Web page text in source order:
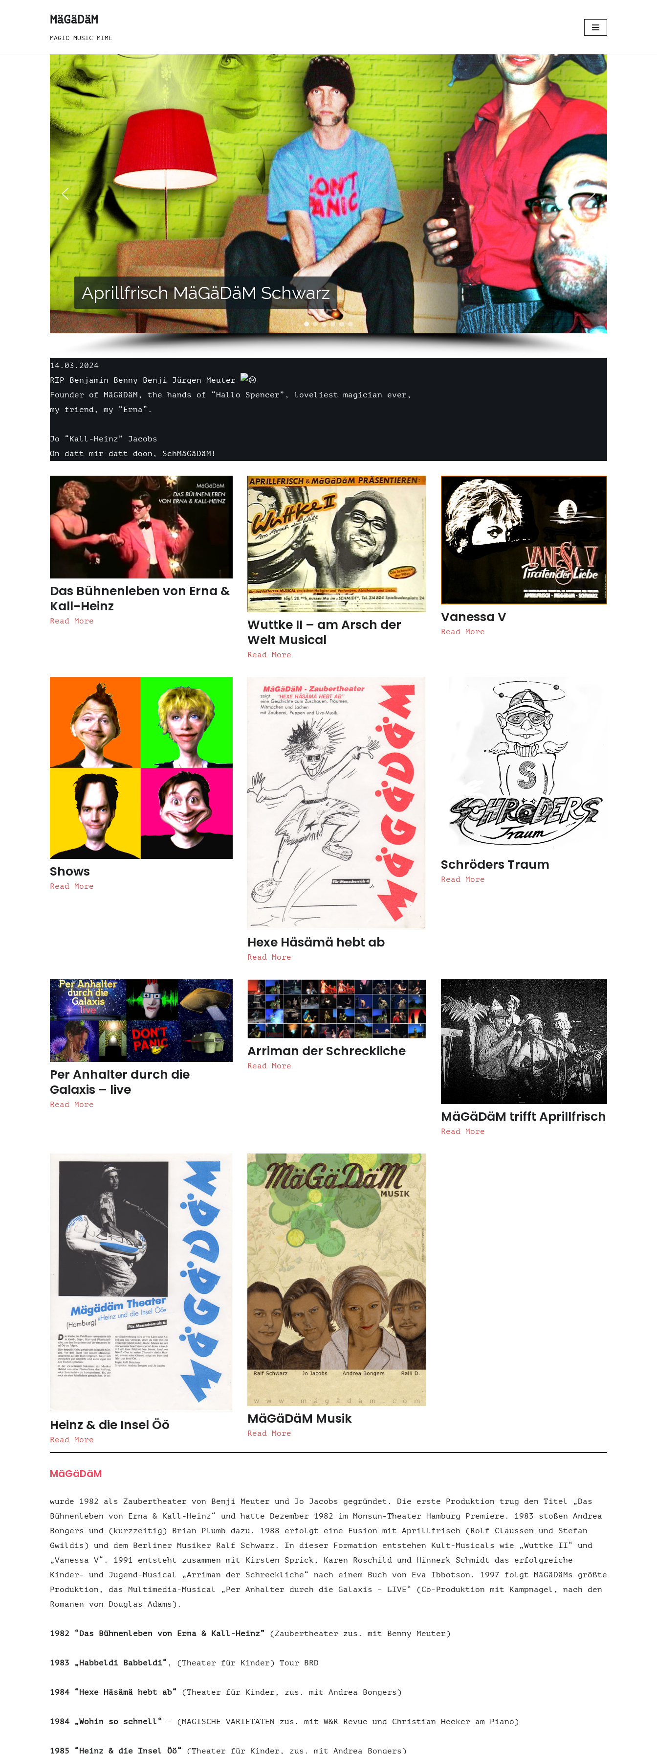
MäGäDäM
MAGIC MUSIC MIME
Aprillfrisch MäGäDäM Schwarz
14.03.2024
RIP Benjamin Benny Benji Jürgen Meuter
Founder of MäGäDäM, the hands of “Hallo Spencer”, loveliest magician ever,
my friend, my “Erna”.
Jo “Kall-Heinz” Jacobs
On datt mir datt doon, SchMäGäDäM!
Das Bühnenleben von Erna &
Kall-Heinz
Read More
Wuttke II – am Arsch der
Welt Musical
Read More
Vanessa V
Read More
Shows
Read More
Hexe Häsämä hebt ab
Read More
Schröders Traum
Read More
Per Anhalter durch die
Galaxis – live
Read More
Arriman der Schreckliche
Read More
MäGäDäM trifft Aprillfrisch
Read More
Heinz & die Insel Öö
Read More
MäGäDäM Musik
Read More
MäGäDäM
wurde 1982 als Zaubertheater von Benji Meuter und Jo Jacobs gegründet. Die erste Produktion trug den Titel „Das
Bühnenleben von Erna & Kall-Heinz“ und hatte Dezember 1982 im Monsun-Theater Hamburg Premiere. 1983 stoßen Andrea
Bongers und (kurzzeitig) Brian Plumb dazu. 1988 erfolgt eine Fusion mit Aprillfrisch (Rolf Claussen und Stefan
Gwildis) und dem Berliner Musiker Ralf Schwarz. In dieser Formation entstehen Kult-Musicals wie „Wuttke II“ und
„Vanessa V“. 1991 entsteht zusammen mit Kirsten Sprick, Karen Roschild und Hinnerk Schmidt das erfolgreiche
Kinder- und Jugend-Musical „Arriman der Schreckliche“ nach einem Buch von Eva Ibbotson. 1997 folgt MäGäDäMs größte
Produktion, das Multimedia-Musical „Per Anhalter durch die Galaxis – LIVE“ (Co-Produktion mit Kampnagel, nach den
Romanen von Douglas Adams).
1982 “Das Bühnenleben von Erna & Kall-Heinz” (Zaubertheater zus. mit Benny Meuter)
1983 „Habbeldi Babbeldi“ , (Theater für Kinder) Tour BRD
1984 “Hexe Häsämä hebt ab“ (Theater für Kinder, zus. mit Andrea Bongers)
1984 „Wohin so schnell“ – (MAGISCHE VARIETÄTEN zus. mit W&R Revue und Christian Hecker am Piano)
1985 “Heinz & die Insel Öö“ (Theater für Kinder, zus. mit Andrea Bongers)